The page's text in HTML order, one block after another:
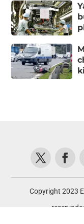
Copyright 2023